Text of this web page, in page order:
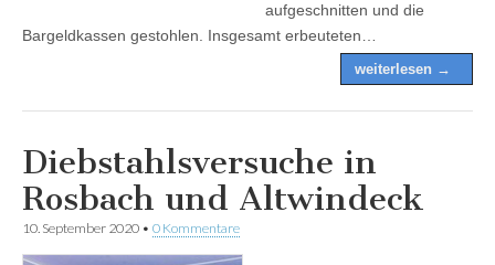
aufgeschnitten und die
Bargeldkassen gestohlen. Insgesamt erbeuteten…
weiterlesen →
Diebstahlsversuche in
Rosbach und Altwindeck
10. September 2020 • 0 Kommentare